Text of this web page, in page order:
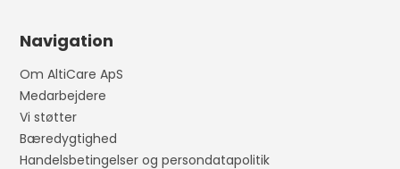
Navigation
Om AltiCare ApS
Medarbejdere
Vi støtter
Bæredygtighed
Handelsbetingelser og persondatapolitik